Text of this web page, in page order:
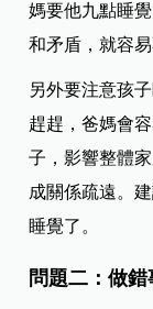
媽要他九點睡
和矛盾，就容
另外要注意孩
趕趕，爸媽會
子，影響整體
成關係疏遠。
睡覺了。
問題二：做